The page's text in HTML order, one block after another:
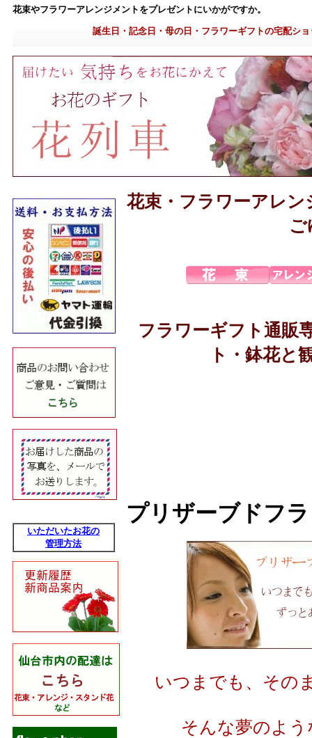
花束やフラワーアレンジメントをプレゼントにいかがですか。
誕生日・記念日・母の日・フラワーギフトの宅配シ
いただいたお花の
管理方法
花束・フラワーアレ
フラワーギフト通販
ト・鉢花と
プリザーブドフ
いつまでも、その
そんな夢のよ